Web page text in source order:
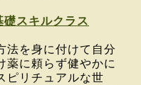
スキルクラス
法を身に付けて自分
薬に頼らず健やかに
ピリチュアルな世